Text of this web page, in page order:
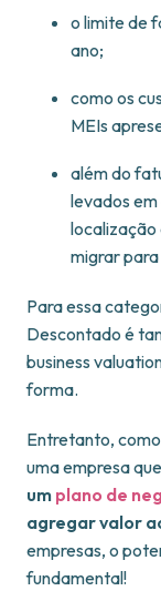
o limite de
ano;
como os
MEIs
além do
levados
localização
migrar
Para essa
Descontado é
business
forma.
Entretanto,
uma empresa
um plano de
agregar valor
empresas, o
fundamental!